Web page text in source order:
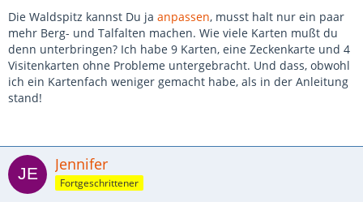
Die Waldspitz kannst Du ja anpassen, musst halt nur ein paar
mehr Berg- und Talfalten machen. Wie viele Karten mußt du
denn unterbringen? Ich habe 9 Karten, eine Zeckenkarte und 4
Visitenkarten ohne Probleme untergebracht. Und dass, obwohl
ich ein Kartenfach weniger gemacht habe, als in der Anleitung
stand!
Jennifer
Fortgeschrittener